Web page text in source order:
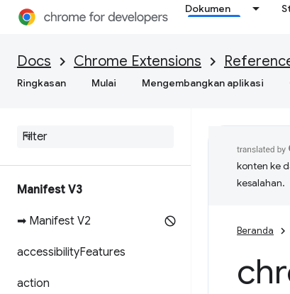
Dokumen
Docs Chrome Extensions
Ringkasan Mulai Mengembangkan aplikasi
Manifest V3
➡ Manifest V2
accessibilityFeatures
action
konten ke
kesalahan.
Beranda